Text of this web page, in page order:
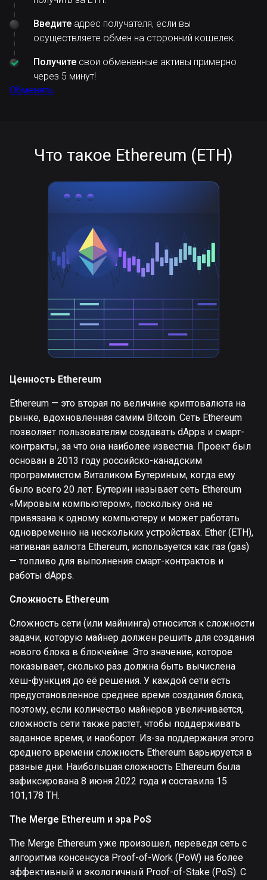
Введите адрес получателя, если вы
осуществляете обмен на сторонний кошелек.
Получите свои обмененные активы примерно
через 5 минут!
Обменять
Что такое Ethereum (ETH)
Ценность Ethereum
Ethereum — это вторая по величине криптовалюта на
рынке, вдохновленная самим Bitcoin. Сеть Ethereum
позволяет пользователям создавать dApps и смарт-
контракты, за что она наиболее известна. Проект был
основан в 2013 году российско-канадским
программистом Виталиком Бутериным, когда ему
было всего 20 лет. Бутерин называет сеть Ethereum
«Мировым компьютером», поскольку она не
привязана к одному компьютеру и может работать
одновременно на нескольких устройствах. Ether (ETH),
нативная валюта Ethereum, используется как газ (gas)
— топливо для выполнения смарт-контрактов и
работы dApps.
Сложность Ethereum
Сложность сети (или майнинга) относится к сложности
задачи, которую майнер должен решить для создания
нового блока в блокчейне. Это значение, которое
показывает, сколько раз должна быть вычислена
хеш-функция до её решения. У каждой сети есть
предустановленное среднее время создания блока,
поэтому, если количество майнеров увеличивается,
сложность сети также растет, чтобы поддерживать
заданное время, и наоборот. Из-за поддержания этого
среднего времени сложность Ethereum варьируется в
разные дни. Наибольшая сложность Ethereum была
зафиксирована 8 июня 2022 года и составила 15
101,178 TH.
The Merge Ethereum и эра PoS
The Merge Ethereum уже произошел, переведя сеть с
алгоритма консенсуса Proof-of-Work (PoW) на более
эффективный и экологичный Proof-of-Stake (PoS). С